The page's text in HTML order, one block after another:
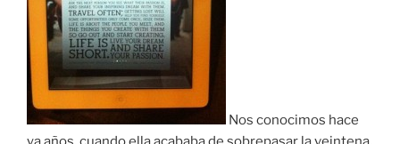
Nos conocimos hace